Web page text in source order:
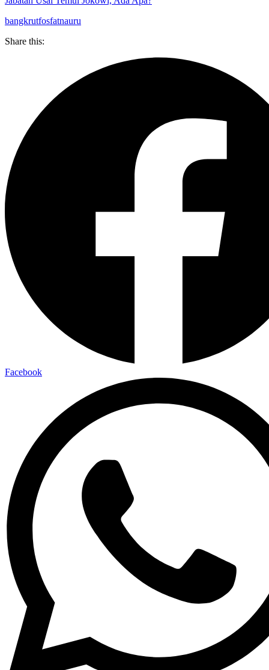
bangkrutfosfatnauru
Share this:
Facebook